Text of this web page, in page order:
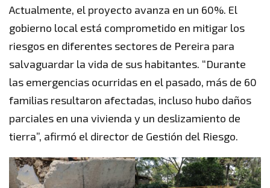
Actualmente, el proyecto avanza en un 60%. El
gobierno local está comprometido en mitigar los
riesgos en diferentes sectores de Pereira para
salvaguardar la vida de sus habitantes. “Durante
las emergencias ocurridas en el pasado, más de 60
familias resultaron afectadas, incluso hubo daños
parciales en una vivienda y un deslizamiento de
tierra”, afirmó el director de Gestión del Riesgo.